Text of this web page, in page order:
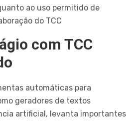
ao uso permitido de
do TCC
com TCC
automáticas para
geradores de textos
artificial, levanta importantes